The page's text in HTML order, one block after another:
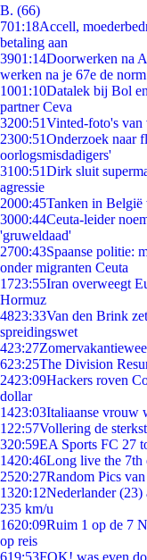
B. (66)
701:18Accell,
betaling aan
3901:14Doorwerken na
werken na je 67e de
1001:10Datalek bij Bol
partner Ceva
3200:51Vinted-foto's van
2300:51Onderzoek naar
oorlogsmisdadigers'
3100:51Dirk sluit
agressie
2000:45Tanken in
3000:44Ceuta-leider
'gruweldaad'
2700:43Spaanse politie:
onder migranten Ceuta
1723:55Iran overweegt
Hormuz
4823:33Van den Brink
spreidingswet
423:27
623:25The Division
2423:09Hackers roven
dollar
1423:03Italiaanse vrouw
1 22:57Vollering de
320:59EA Sports FC 27
1420:46Long live the 7th
2520:27Random Pics
1320:12Nederlander (23)
235 km/u
1620:09Ruim 1 op de 7
op reis
619:53FOK! was even